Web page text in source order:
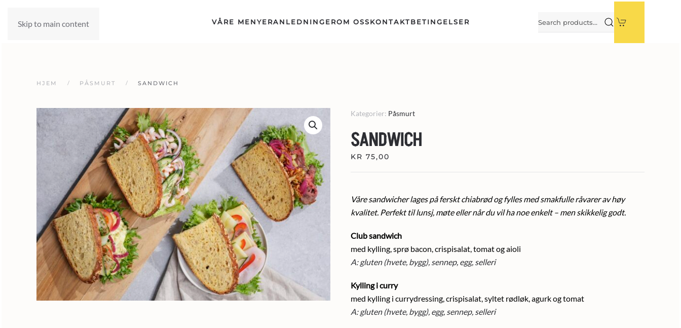
Skip to main content VÅRE MENYERANLEDNINGEROM OSSKONTAKTBETINGELSER
for:
HJEM PÅSMURT SANDWICH
Kategorier: Påsmurt
SANDWICH
KR 75,00
Våre sandwicher lages på ferskt chiabrød og fylles med smakfulle råvarer av høy
kvalitet. Perfekt til lunsj, møte eller når du vil ha noe enkelt – men skikkelig godt.
Club sandwich
med kylling, sprø bacon, crispisalat, tomat og aioli
A:gluten (hvete, bygg), sennep, egg, selleri
Kylling i curry
med kylling i currydressing, crispisalat, syltet rødløk, agurk og tomat
A: gluten (hvete, bygg), egg, sennep, selleri